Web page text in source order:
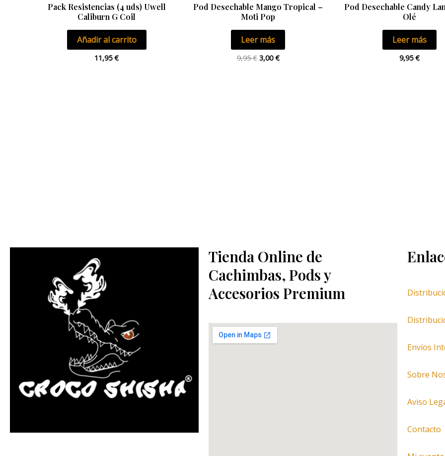
Pack Resistencias (4 uds) Uwell
Caliburn G Coil
Añadir al carrito
11,95€
Pod Desechable Mango Tropical –
Moti Pop
Leer más
9,95€ 3,00€
Pod Desechable Candy
Olé
Leer más
9,95€
Tienda Online de
Cachimbas, Pods y
Accesorios Premium
Envíos
Sobre
Aviso
Contacto